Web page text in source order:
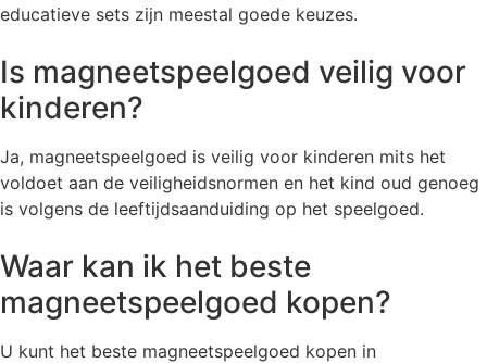
educatieve sets zijn meestal goede keuzes.
Is magneetspeelgoed veilig voor
kinderen?
Ja, magneetspeelgoed is veilig voor kinderen mits het
voldoet aan de veiligheidsnormen en het kind oud genoeg
is volgens de leeftijdsaanduiding op het speelgoed.
Waar kan ik het beste
magneetspeelgoed kopen?
U kunt het beste magneetspeelgoed kopen in